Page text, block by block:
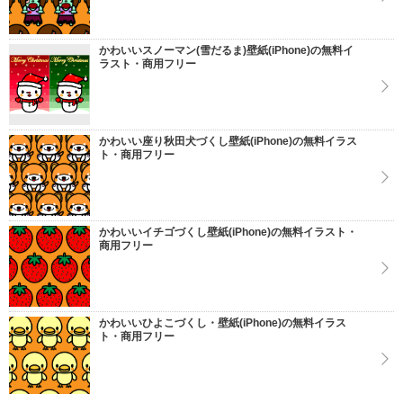
かわいいスノーマン(雪だるま)壁紙(iPhone)の無料イ
ラスト・商用フリー
かわいい座り秋田犬づくし壁紙(iPhone)の無料イラス
ト・商用フリー
かわいいイチゴづくし壁紙(iPhone)の無料イラスト・
商用フリー
かわいいひよこづくし・壁紙(iPhone)の無料イラス
ト・商用フリー